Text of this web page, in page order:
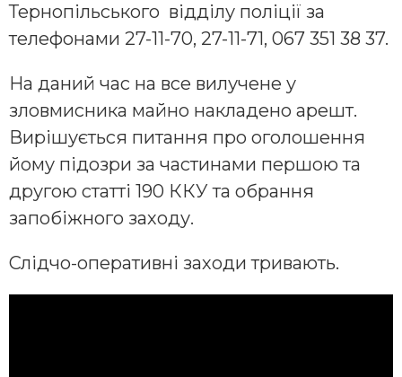
Тернопільського відділу поліції за
телефонами 27-11-70, 27-11-71, 067 351 38 37.
На даний час на все вилучене у
зловмисника майно накладено арешт.
Вирішується питання про оголошення
йому підозри за частинами першою та
другою статті 190 ККУ та обрання
запобіжного заходу.
Слідчо-оперативні заходи тривають.